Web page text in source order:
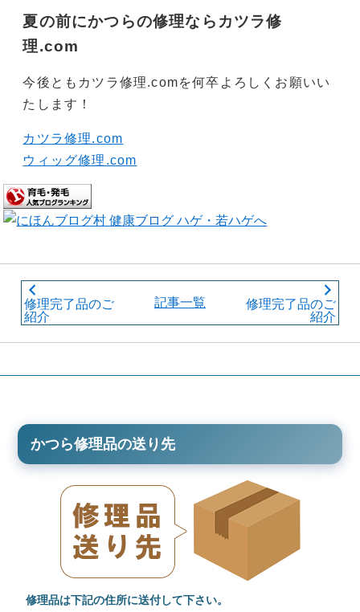
夏の前にかつらの修理ならカツラ修
理.com
今後ともカツラ修理.comを何卒よろしくお願いい
たします！
カツラ修理.com
ウィッグ修理.com
修理完了品のご
紹介
記事一覧
修理完了品のご
紹介
かつら修理品の送り先
修理品は下記の住所に送付して下さい。